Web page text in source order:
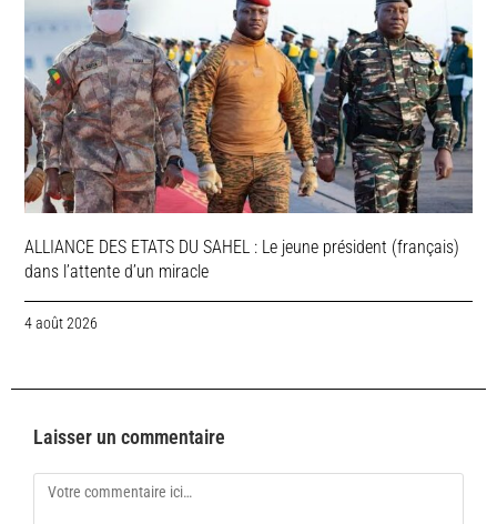
ALLIANCE DES ETATS DU SAHEL : Le jeune président (français)
dans l’attente d’un miracle
4 août 2026
Laisser un commentaire